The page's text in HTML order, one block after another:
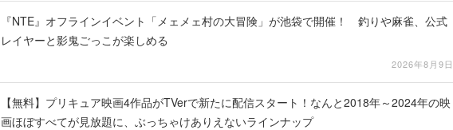
『NTE』オフラインイベント「メェメェ村の大冒険」が池袋で開催！ 釣りや麻雀、公式
レイヤーと影鬼ごっこが楽しめる
2026年8月9日
【無料】プリキュア映画4作品がTVerで新たに配信スタート！なんと2018年～2024年の映
画ほぼすべてが見放題に、ぶっちゃけありえないラインナップ